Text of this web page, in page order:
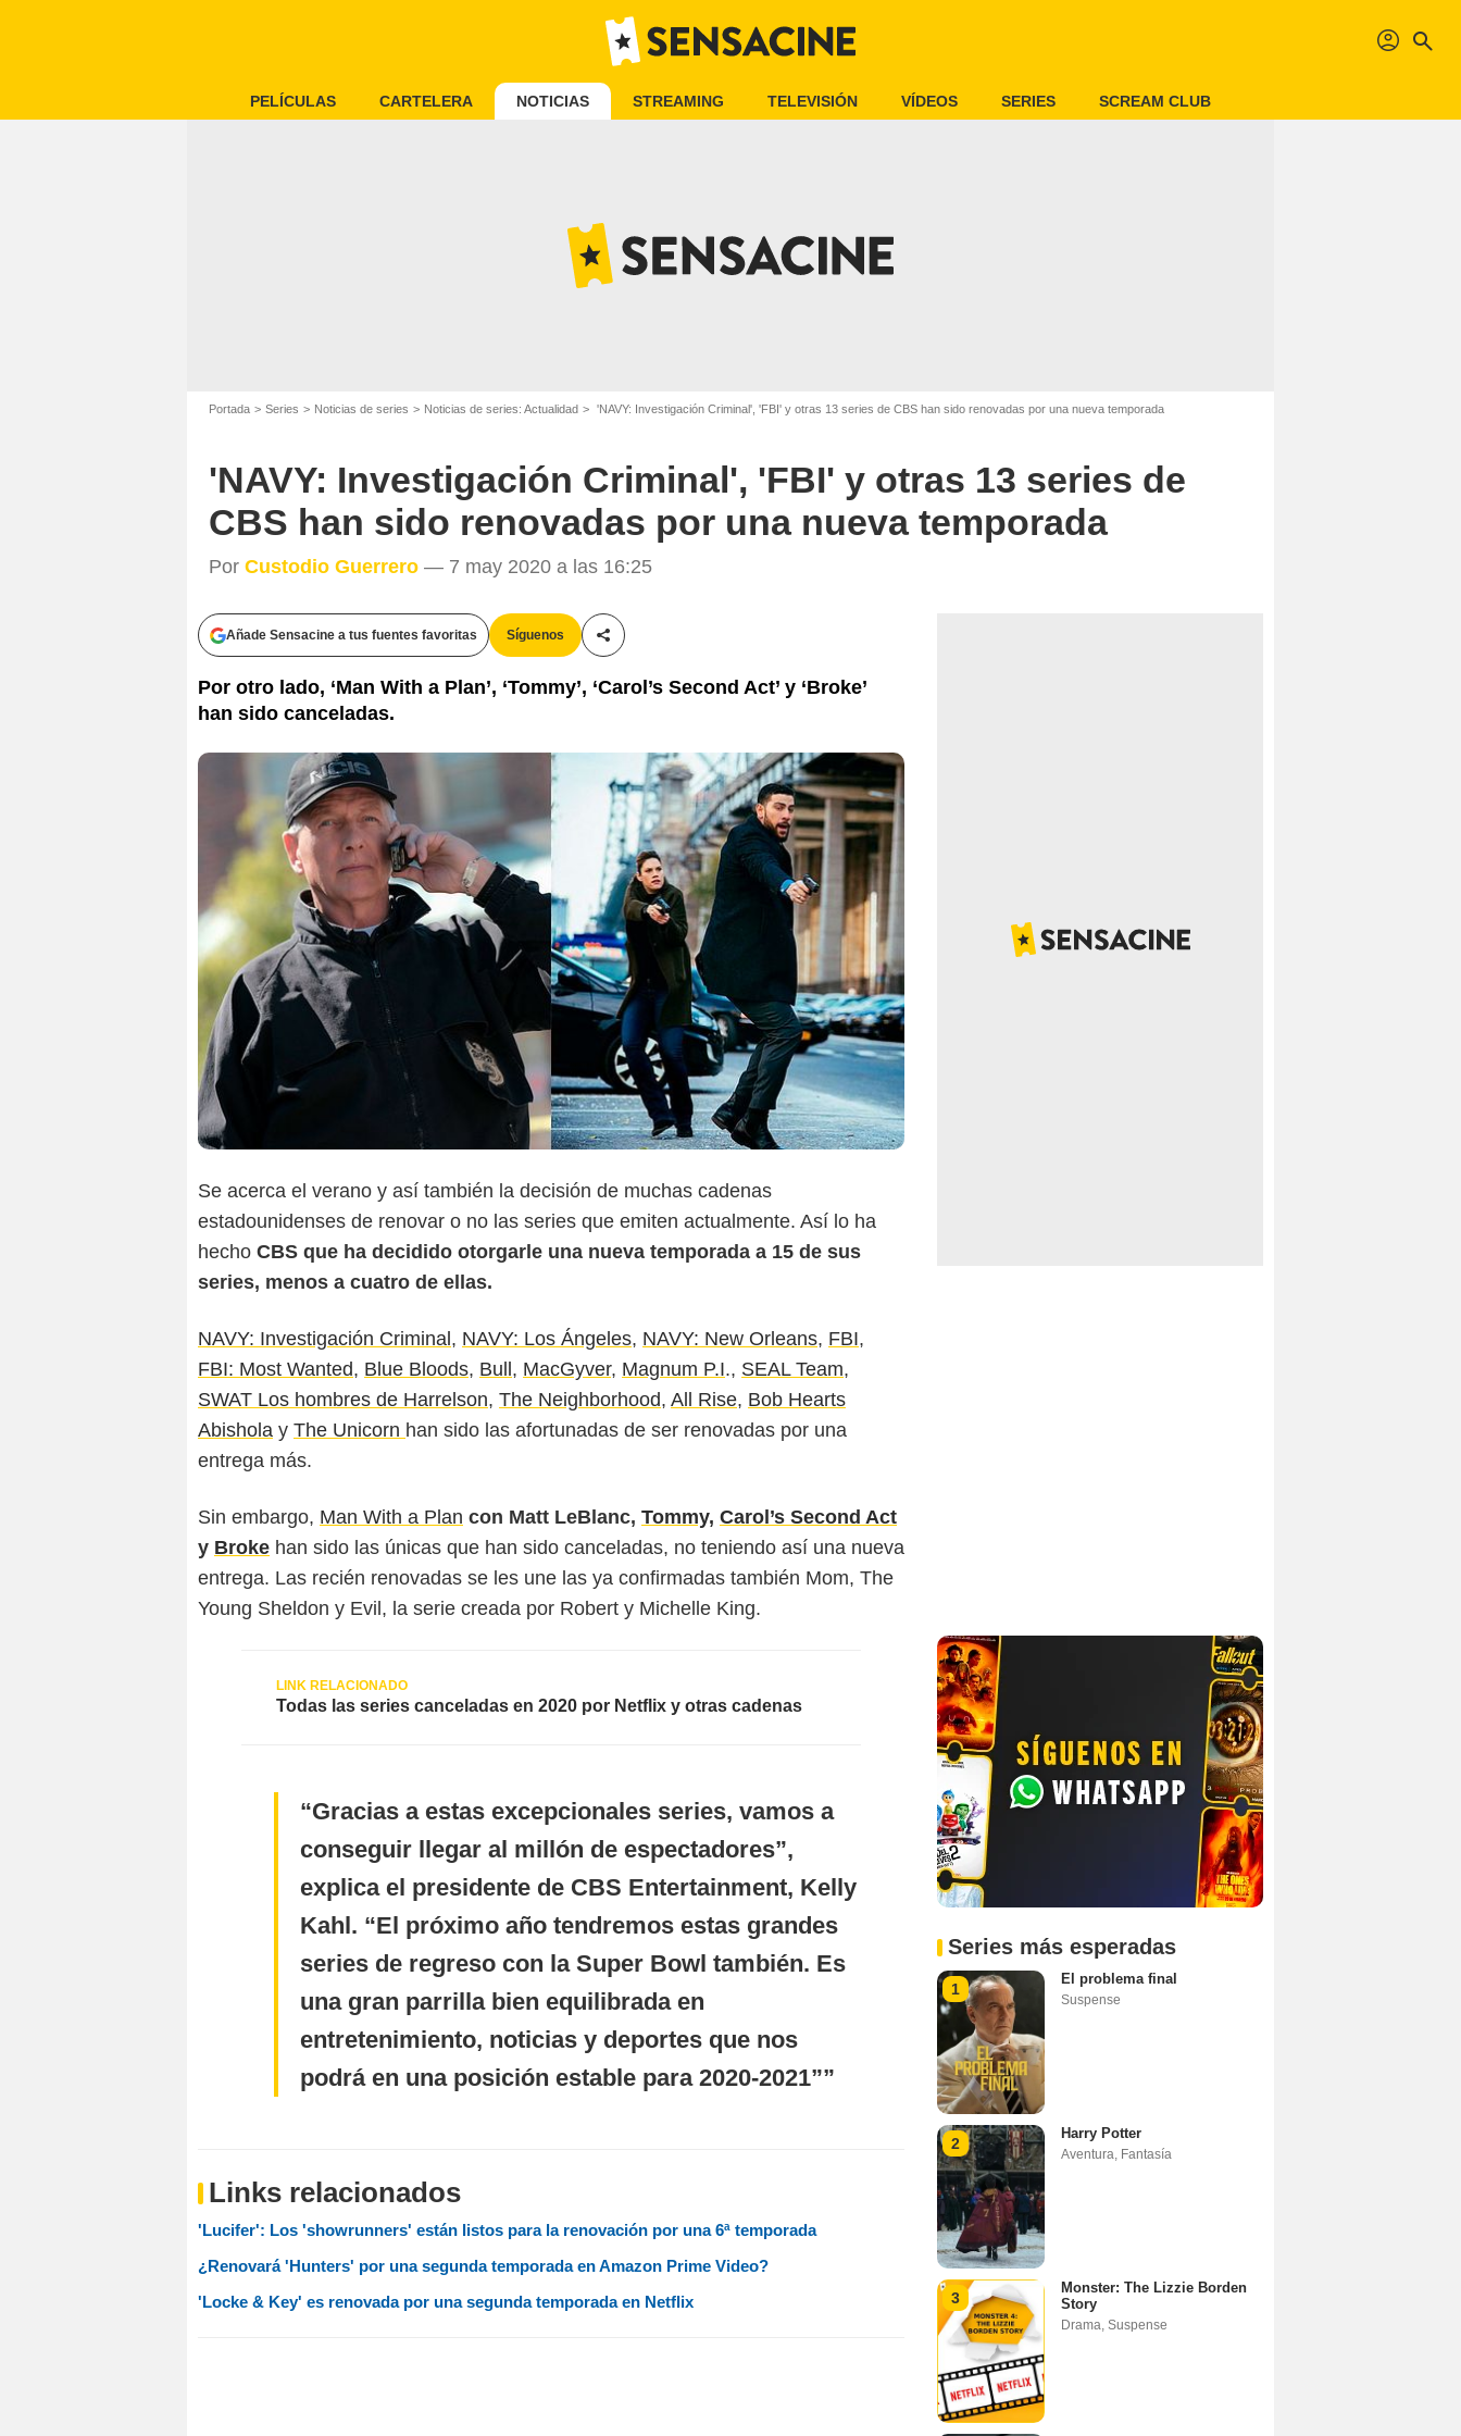
profil search
PELÍCULAS CARTELERA NOTICIAS STREAMING TELEVISIÓN VÍDEOS SERIES SCREAM CLUB
Portada Series Noticias de series Noticias de series: Actualidad 'NAVY: Investigación Criminal', 'FBI' y otras 13 series de CBS han sido renovadas por una nueva temporada
'NAVY: Investigación Criminal', 'FBI' y otras 13 series de
CBS han sido renovadas por una nueva temporada
Por Custodio Guerrero — 7 may 2020 a las 16:25
Añade Sensacine a tus fuentes favoritas Síguenos
Compartir esta noticia
Por otro lado, ‘Man With a Plan’, ‘Tommy’, ‘Carol’s Second Act’ y ‘Broke’
han sido canceladas.
Se acerca el verano y así también la decisión de muchas cadenas
estadounidenses de renovar o no las series que emiten actualmente. Así lo ha
hecho CBS que ha decidido otorgarle una nueva temporada a 15 de sus
series, menos a cuatro de ellas.
NAVY: Investigación Criminal , NAVY: Los Ángeles, NAVY: New Orleans, FBI,
FBI: Most Wanted, Blue Bloods, Bull , MacGyver, Magnum P.I., SEAL Team,
SWAT Los hombres de Harrelson, The Neighborhood, All Rise, Bob Hearts
Abishola y The Unicorn han sido las afortunadas de ser renovadas por una
entrega más.
Sin embargo, Man With a Plan con Matt LeBlanc, Tommy, Carol’s Second Act
y Broke han sido las únicas que han sido canceladas, no teniendo así una nueva
entrega. Las recién renovadas se les une las ya confirmadas también Mom, The
Young Sheldon y Evil, la serie creada por Robert y Michelle King.
Todas las series canceladas en 2020 por Netflix y otras cadenas
Gracias a estas excepcionales series, vamos a
conseguir llegar al millón de espectadores”,
explica el presidente de CBS Entertainment, Kelly
Kahl. “El próximo año tendremos estas grandes
series de regreso con la Super Bowl también. Es
una gran parrilla bien equilibrada en
entretenimiento, noticias y deportes que nos
podrá en una posición estable para 2020-2021”
Links relacionados
'Lucifer': Los 'showrunners' están listos para la renovación por una 6ª temporada
¿Renovará 'Hunters' por una segunda temporada en Amazon Prime Video?
'Locke & Key' es renovada por una segunda temporada en Netflix
Series más esperadas
1
El problema final
Suspense
2
Harry Potter
Aventura Fantasía
3
Monster: The Lizzie Borden
Story
Drama Suspense